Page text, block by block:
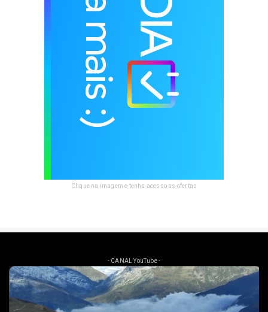
Clique na imagem e tenha acesso as ofertas
- CANAL YouTube -